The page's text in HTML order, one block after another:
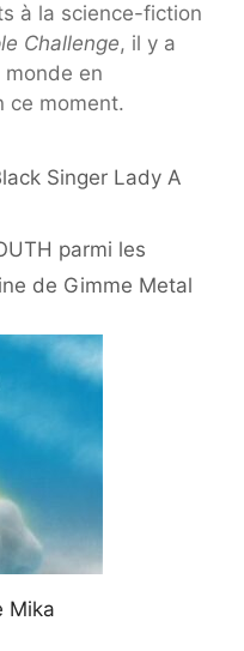
à la science-fiction
Challenge, il y a
en
ce moment.
Singer Lady A
parmi les
de Gimme Metal
Mika